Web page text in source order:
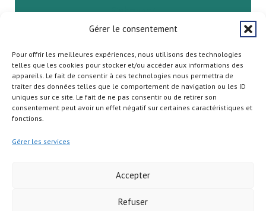
Gérer le consentement
Pour offrir les meilleures expériences, nous utilisons des technologies
telles que les cookies pour stocker et/ou accéder aux informations des
appareils. Le fait de consentir à ces technologies nous permettra de
traiter des données telles que le comportement de navigation ou les ID
uniques sur ce site. Le fait de ne pas consentir ou de retirer son
consentement peut avoir un effet négatif sur certaines caractéristiques et
fonctions.
Gérer les services
Accepter
Refuser
S'abonner
Copyright © 2026